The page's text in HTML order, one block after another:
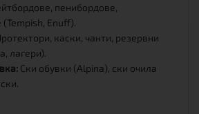
пенибордове,
Enuff).
каски, чанти, резервни
лагери).
Ски обувки (Alpina), ски очила